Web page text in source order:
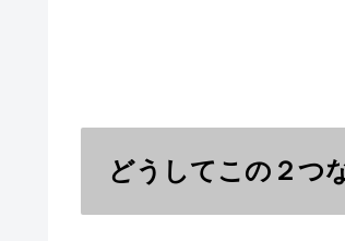
どうしてこの２つ